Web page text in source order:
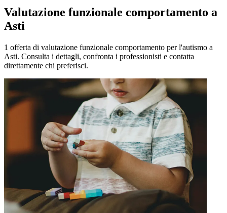
Valutazione funzionale comportamento a
Asti
1 offerta di valutazione funzionale comportamento per l'autismo a
Asti. Consulta i dettagli, confronta i professionisti e contatta
direttamente chi preferisci.